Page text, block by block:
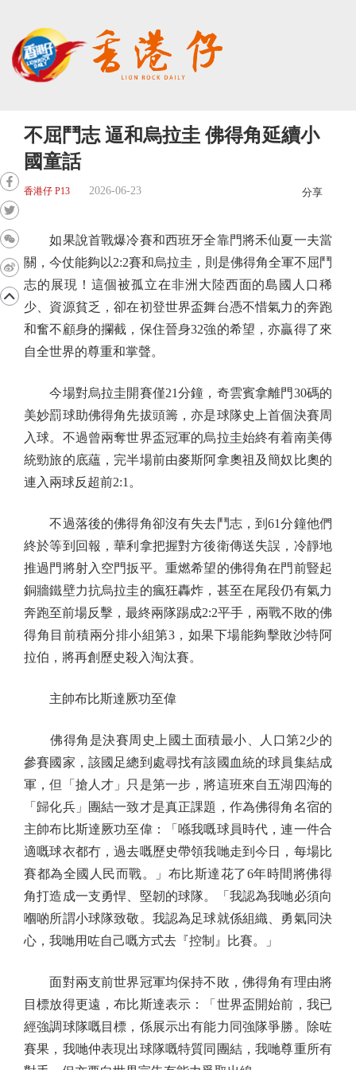
不屈鬥志 逼和烏拉圭 佛得角延續小
國童話
香港仔 P13 2026-06-23 分享
如果說首戰爆冷賽和西班牙全靠門將禾仙夏一夫當
關，今仗能夠以2:2賽和烏拉圭，則是佛得角全軍不屈鬥
志的展現！這個被孤立在非洲大陸西面的島國人口稀
少、資源貧乏，卻在初登世界盃舞台憑不惜氣力的奔跑
和奮不顧身的攔截，保住晉身32強的希望，亦贏得了來
自全世界的尊重和掌聲。
今場對烏拉圭開賽僅21分鐘，奇雲賓拿離門30碼的
美妙罰球助佛得角先拔頭籌，亦是球隊史上首個決賽周
入球。不過曾兩奪世界盃冠軍的烏拉圭始終有着南美傳
統勁旅的底蘊，完半場前由麥斯阿拿奧祖及簡奴比奧的
連入兩球反超前2:1。
不過落後的佛得角卻沒有失去鬥志，到61分鐘他們
終於等到回報，華利拿把握對方後衛傳送失誤，冷靜地
推過門將射入空門扳平。重燃希望的佛得角在門前豎起
銅牆鐵壁力抗烏拉圭的瘋狂轟炸，甚至在尾段仍有氣力
奔跑至前場反擊，最終兩隊踢成2:2平手，兩戰不敗的佛
得角目前積兩分排小組第3，如果下場能夠擊敗沙特阿
拉伯，將再創歷史殺入淘汰賽。
主帥布比斯達厥功至偉
佛得角是決賽周史上國土面積最小、人口第2少的
參賽國家，該國足總到處尋找有該國血統的球員集結成
軍，但「搶人才」只是第一步，將這班來自五湖四海的
「歸化兵」團結一致才是真正課題，作為佛得角名宿的
主帥布比斯達厥功至偉：「喺我嘅球員時代，連一件合
適嘅球衣都冇，過去嘅歷史帶領我哋走到今日，每場比
賽都為全國人民而戰。」布比斯達花了6年時間將佛得
角打造成一支勇悍、堅韌的球隊。「我認為我哋必須向
嗰啲所謂小球隊致敬。我認為足球就係組織、勇氣同決
心，我哋用咗自己嘅方式去『控制』比賽。」
面對兩支前世界冠軍均保持不敗，佛得角有理由將
目標放得更遠，布比斯達表示：「世界盃開始前，我已
經強調球隊嘅目標，係展示出有能力同強隊爭勝。除咗
賽果，我哋仲表現出球隊嘅特質同團結，我哋尊重所有